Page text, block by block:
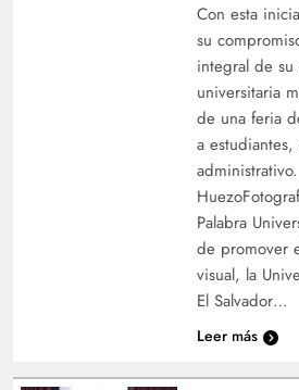
Estudiantes visitan
reciben ponencia sobre
Con esta
su
integral de
universitaria
de una feria
a
Palabra
de promover
visual, la
El Salvador…
Leer más